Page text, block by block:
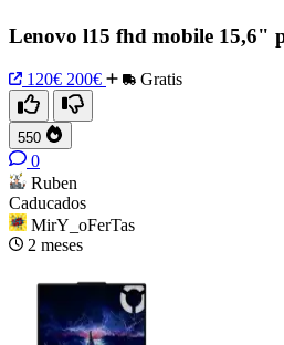
Lenovo l15 fhd mobile 15,6"
120€ 200€ Gratis
550
0
Ruben
Caducados
MirY_oFerTas
2 meses